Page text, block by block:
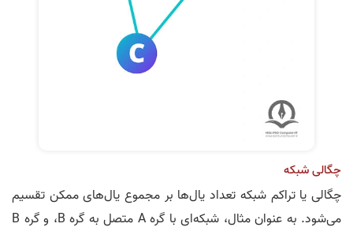
چگالی شبکه
چگالی یا تراکم شبکه تعداد یال‌ها بر مجموع یال‌های ممکن تقسیم
می‌شود. به عنوان مثال، شبکه‌ای با گره A متصل به گره B، و گره B